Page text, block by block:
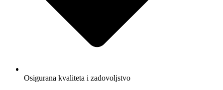
Osigurana kvaliteta i zadovoljstvo